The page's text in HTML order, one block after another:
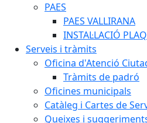
PAES
PAES VALLIRANA
INSTAL·LACIÓ
Serveis i tràmits
Oficina d'Atenció
Tràmits de padró
Oficines municipals
Catàleg i Cartes de
Queixes i